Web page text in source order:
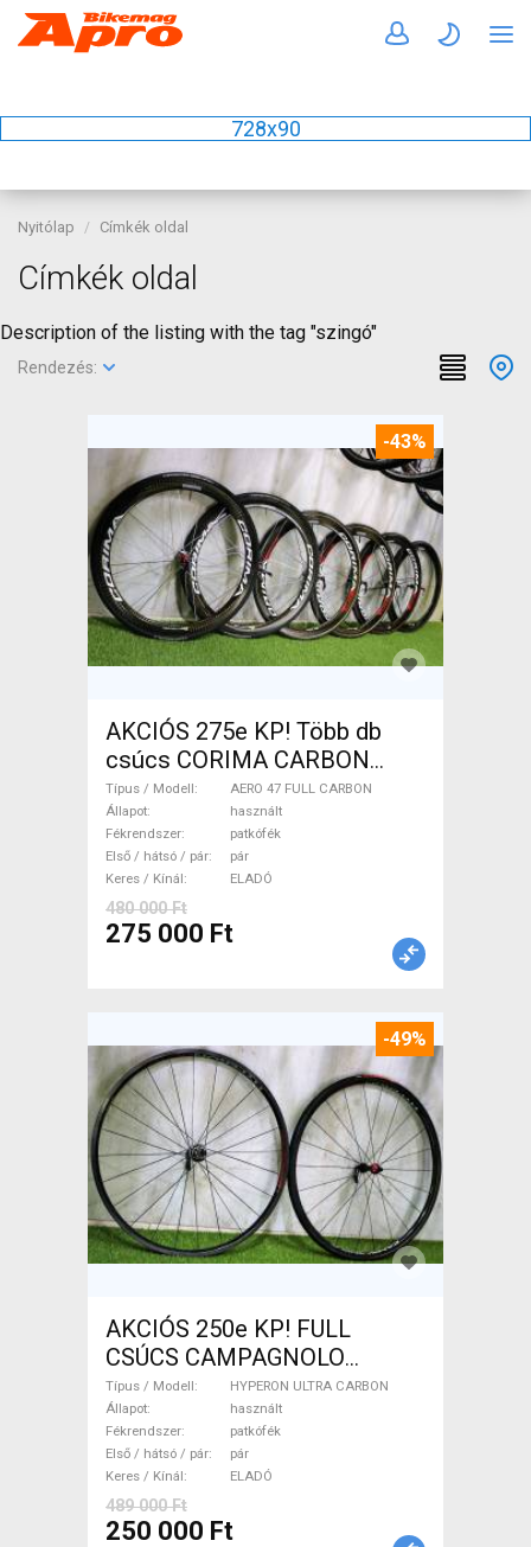
728x90
Nyitólap Címkék oldal
Címkék oldal
Description of the listing with the tag "szingó"
Rendezés:
-43%
AKCIÓS 275e KP! Több db
csúcs CORIMA CARBON
kézzel készült kerékszett!
AERO 47 FULL CARBON
Országúti / Gravel / Triatlon
Alkatrész, Országúti Kerék /
Felni / Gumi használt ELADÓ
Típus / Modell
AERO 47 FULL CARBON
Állapot
használt
Fékrendszer
patkófék
Első / hátsó / pár
pár
Keres / Kínál
ELADÓ
480 000 Ft
275 000 Ft
-49%
AKCIÓS 250e KP! FULL
CSÚCS CAMPAGNOLO
HYPERON ULTRA CARBON
1.350gr! HYPERON ULTRA
CARBON Országúti / Gravel /
Triatlon Alkatrész, Országúti
Kerék / Felni / Gumi használt
ELADÓ
Típus / Modell
HYPERON ULTRA CARBON
Állapot
használt
Fékrendszer
patkófék
Első / hátsó / pár
pár
Keres / Kínál
ELADÓ
489 000 Ft
250 000 Ft